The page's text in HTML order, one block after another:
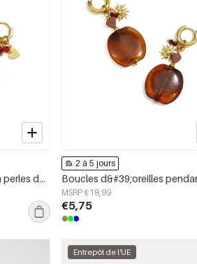
Boucles d&#39;oreilles en perles d&#39;acier inoxydable en forme de cœur, collection Daily Simple, bijoux pour femmes
2 à 5 jours
MSRP €18,99
€5,75
Entrepôt de l'UE